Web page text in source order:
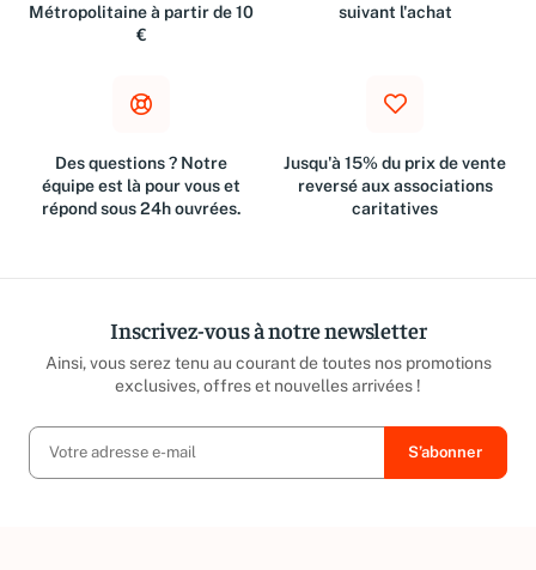
Métropolitaine à partir de 10
€
suivant l'achat
Des questions ? Notre
équipe est là pour vous et
répond sous 24h ouvrées.
Jusqu'à 15% du prix de vente
reversé aux associations
caritatives
Inscrivez-vous à notre newsletter
Ainsi, vous serez tenu au courant de toutes nos promotions
exclusives, offres et nouvelles arrivées !